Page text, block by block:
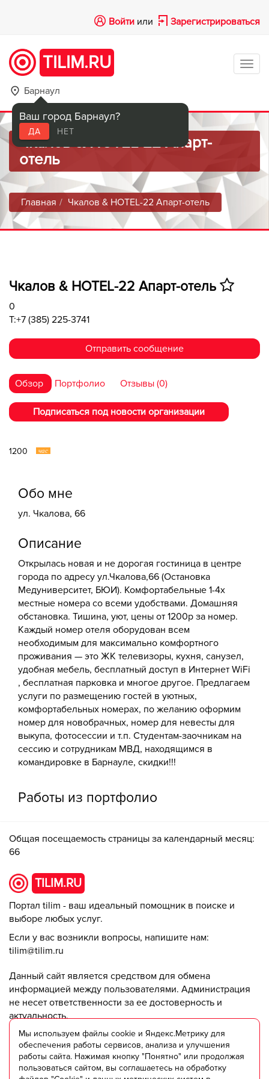
Войти или Зарегистрироваться
TILIM.RU
Барнаул
Ваш город Барнаул?
ДА НЕТ
Чкалов & HOTEL-22 ​Апарт-
отель
Главная Чкалов & HOTEL-22 ​Апарт-отель
Чкалов & HOTEL-22 ​Апарт-отель
0
T:+7 (385) 225-3741
Отправить сообщение
Обзор Портфолио Отзывы (0)
Подписаться под новости организации
1200 час
Обо мне
ул. Чкалова, 66
Описание
Открылась новая и не дорогая гостиница в центре
города по адресу ул.Чкалова,66 (Остановка
Медуниверситет, БЮИ). Комфортабельные 1-4х
местные номера со всеми удобствами. Домашняя
обстановка. Тишина, уют, цены от 1200р за номер.
Каждый номер отеля оборудован всем
необходимым для максимально комфортного
проживания — это ЖК телевизоры, кухня, санузел,
удобная мебель, бесплатный доступ в Интернет WiFi
, бесплатная парковка и многое другое. Предлагаем
услуги по размещению гостей в уютных,
комфортабельных номерах, по желанию оформим
номер для новобрачных, номер для невесты для
выкупа, фотосессии и т.п. Студентам-заочникам на
сессию и сотрудникам МВД, находящимся в
командировке в Барнауле, скидки!!!
Работы из портфолио
Общая посещаемость страницы за календарный месяц:
66
TILIM.RU
Портал tilim - ваш идеальный помощник в поиске и
выборе любых услуг.
Если у вас возникли вопросы, напишите нам:
tilim@tilim.ru
Данный сайт является средством для обмена
информацией между пользователями. Администрация
не несет ответственности за ее достоверность и
актуальность.
© ООО "Триумф +" 2018-2025
Пользовательское соглашение
Мы используем файлы cookie и Яндекс.Метрику для
обеспечения работы сервисов, анализа и улучшения
работы сайта. Нажимая кнопку "Понятно" или продолжая
пользоваться сайтом, вы соглашаетесь на обработку